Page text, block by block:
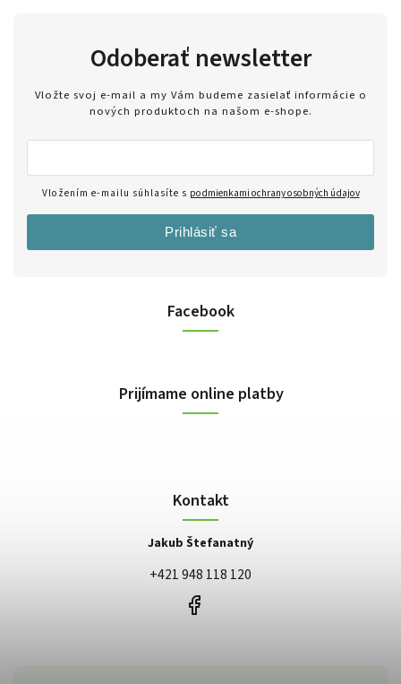
Facebook
Prijímame online platby
Kontakt
Jakub Štefanatný
+421 948 118 120
Odoberať newsletter
Vložte svoj e-mail a my Vám budeme zasielať informácie o
nových produktoch na našom e-shope.
Vložením e-mailu súhlasíte s podmienkami ochrany osobných údajov
Prihlásiť sa